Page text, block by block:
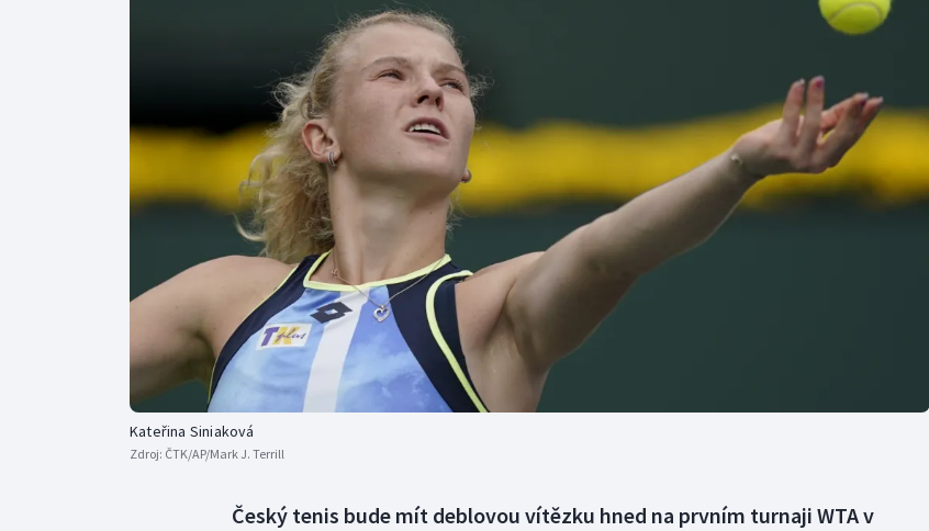
Curling
Dostihy
Florbal
Futsal
Gymnastika
Plavání
Plážový volejbal
Triatlon
Vodní slalom
Volejbal
Kateřina Siniaková
Zdroj: ČTK/AP/Mark J. Terrill
Český tenis bude mít deblovou vítězku hned na prvním turnaji WTA v